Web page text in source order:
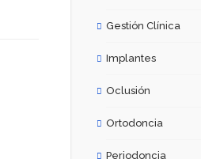
Gestión Clínica
Implantes
Oclusión
Ortodoncia
Periodoncia